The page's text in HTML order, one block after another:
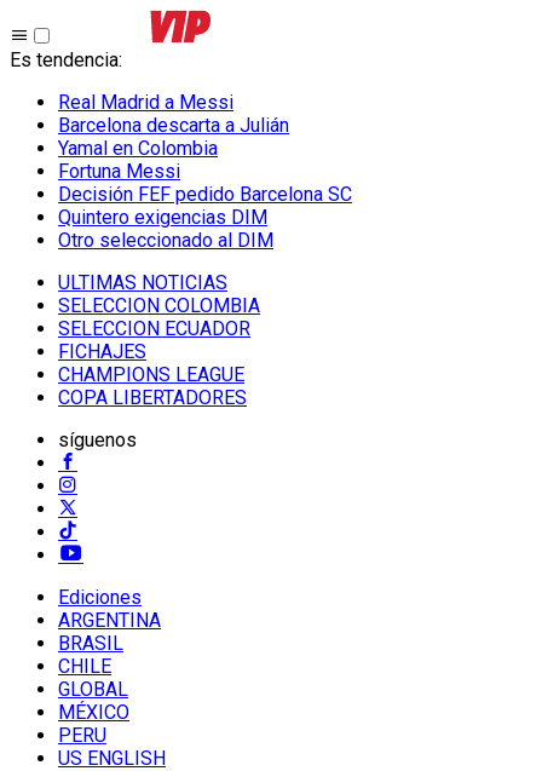
Es tendencia:
Real Madrid a Messi
Barcelona descarta a Julián
Yamal en Colombia
Fortuna Messi
Decisión FEF pedido Barcelona SC
Quintero exigencias DIM
Otro seleccionado al DIM
ULTIMAS NOTICIAS
SELECCION COLOMBIA
SELECCION ECUADOR
FICHAJES
CHAMPIONS LEAGUE
COPA LIBERTADORES
síguenos
Ediciones
ARGENTINA
BRASIL
CHILE
GLOBAL
MÉXICO
PERU
US ENGLISH